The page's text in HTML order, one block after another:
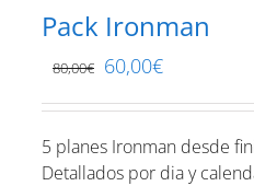
Pack Ironman
80,00€ 60,00€
5 planes Ironman desde
Detallados por dia y